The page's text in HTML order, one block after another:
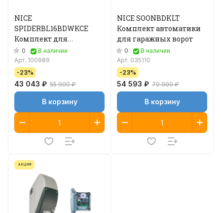
NICE
SPIDERBL16BDWKCE
Комплект для
гаражных секционных
ворот
0
В наличии
Арт. 100989
-23%
43 043 ₽ 55 900 ₽
В корзину
NICE SOONBDKLT
Комплект автоматики
для гаражных ворот
0
В наличии
Арт. 035110
-23%
54 593 ₽ 70 900 ₽
В корзину
АКЦИЯ